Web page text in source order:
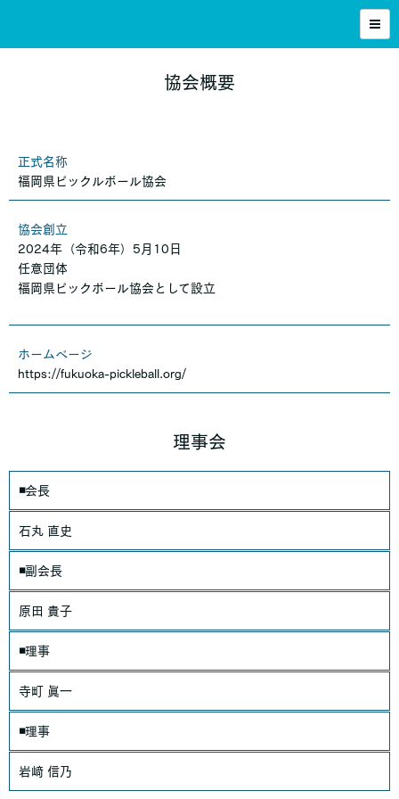
協会概要
正式名称
福岡県ピックルボール協会
協会創立
2024年（令和6年）5月10日
任意団体
福岡県ピックボール協会として設立
ホームページ
https://fukuoka-pickleball.org/
理事会
◾️会長
石丸 直史
◾️副会長
原田 貴子
◾️理事
寺町 眞一
◾️理事
岩﨑 信乃